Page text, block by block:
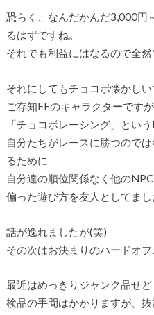
恐らく、なんだかんだ3,000円
るはずですね。
それでも利益にはなるので全然
それにしてもチョコボ懐かしい
ご存知FFのキャラクターです
「チョコボレーシング」とい
自分たちがレースに勝つので
るために
自分達の順位関係なく他の
偏った遊び方を友人としてまし
話が逸れましたが(笑)
その次はお決まりのハードオフ
最近はめっきりジャンク品せ
検品の手間はかかりますが、抜